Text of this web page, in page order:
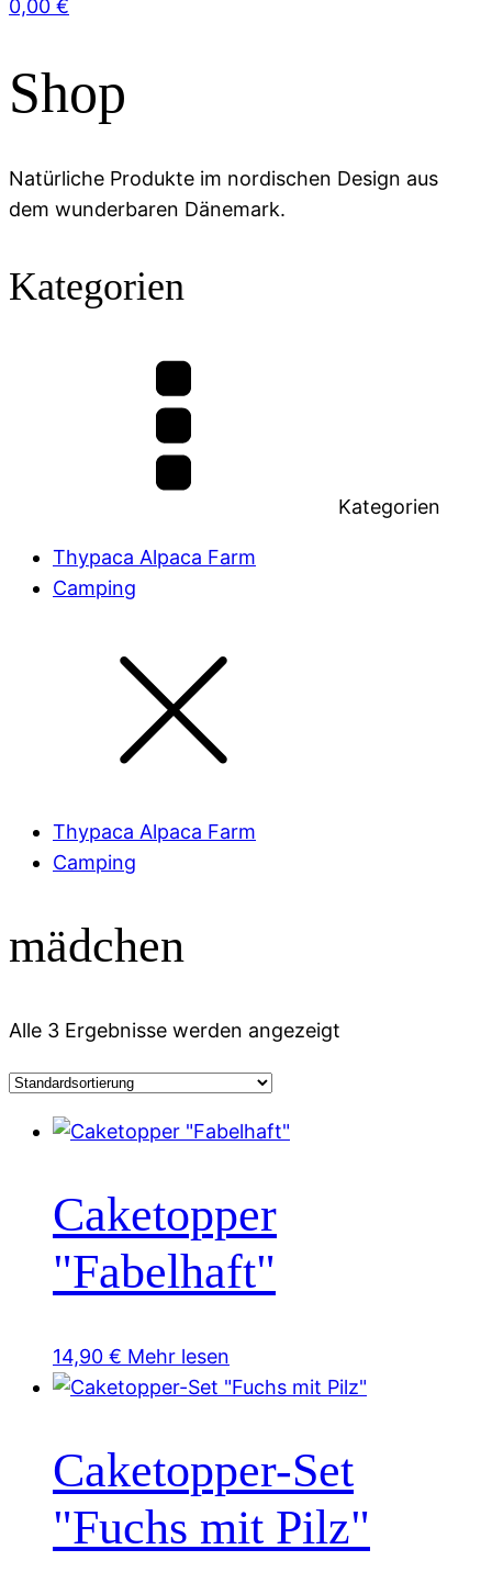
0,00 €
Shop
Natürliche Produkte im nordischen Design aus
dem wunderbaren Dänemark.
Kategorien
Kategorien
Thypaca Alpaca Farm
Camping
Thypaca Alpaca Farm
Camping
mädchen
Alle 3 Ergebnisse werden angezeigt
Caketopper
"Fabelhaft"
14,90 € Mehr lesen
Caketopper-Set
"Fuchs mit Pilz"